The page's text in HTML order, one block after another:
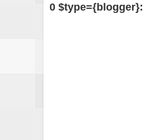
0 $type={blogger}: